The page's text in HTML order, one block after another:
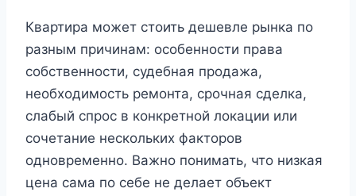
Квартира может стоить дешевле рынка по
разным причинам: особенности права
собственности, судебная продажа,
необходимость ремонта, срочная сделка,
слабый спрос в конкретной локации или
сочетание нескольких факторов
одновременно. Важно понимать, что низкая
цена сама по себе не делает объект